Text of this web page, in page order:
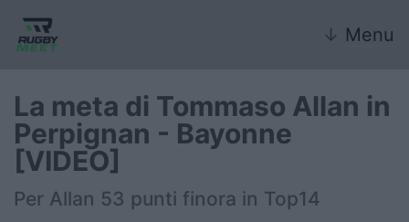
↓ Menu
Nazionale
Nazionali giovanili
La meta di Tommaso Allan in
Perpignan - Bayonne
[VIDEO]
Per Allan 53 punti finora in Top14